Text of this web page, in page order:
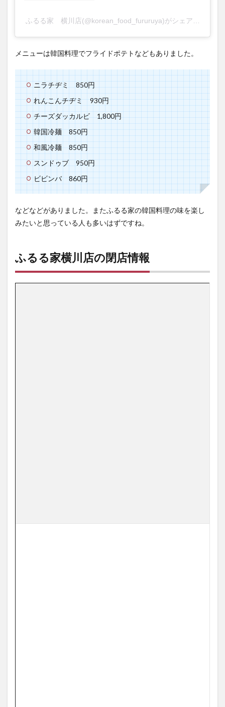
ふるる家 横川店(@korean_food_fururuya)がシェアした投稿
メニューは韓国料理でフライドポテトなどもありました。
ニラチヂミ 850円
れんこんチヂミ 930円
チーズダッカルビ 1,800円
韓国冷麺 850円
和風冷麺 850円
スンドゥブ 950円
ビビンバ 860円
などなどがありました。またふるる家の韓国料理の味を楽し
みたいと思っている人も多いはずですね。
ふるる家横川店の閉店情報